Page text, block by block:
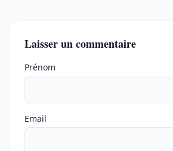
Laisser un commentaire
Ne pas remplir
Prénom
Email